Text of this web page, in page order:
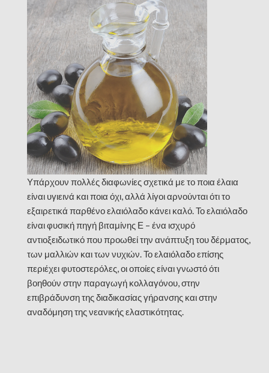
Υπάρχουν πολλές διαφωνίες σχετικά με το ποια έλαια
είναι υγιεινά και ποια όχι, αλλά λίγοι αρνούνται ότι το
εξαιρετικά παρθένο ελαιόλαδο κάνει καλό. Το ελαιόλαδο
είναι φυσική πηγή βιταμίνης Ε – ένα ισχυρό
αντιοξειδωτικό που προωθεί την ανάπτυξη του δέρματος,
των μαλλιών και των νυχιών. Το ελαιόλαδο επίσης
περιέχει φυτοστερόλες, οι οποίες είναι γνωστό ότι
βοηθούν στην παραγωγή κολλαγόνου, στην
επιβράδυνση της διαδικασίας γήρανσης και στην
αναδόμηση της νεανικής ελαστικότητας.